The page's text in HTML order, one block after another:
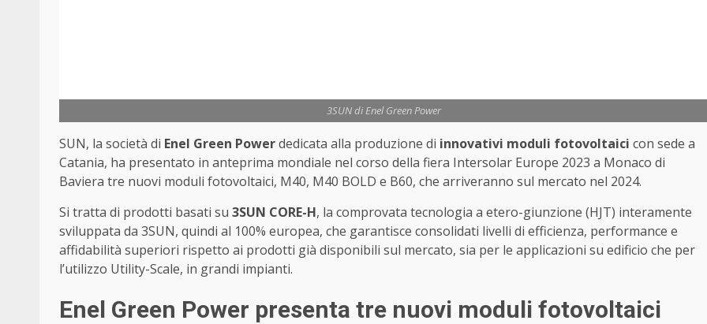
3SUN di Enel Green Power
SUN, la società di Enel Green Powerdedicata alla produzione di innovativi moduli fotovoltaici con sede a
Catania, ha presentato in anteprima mondiale nel corso della fiera Intersolar Europe 2023 a Monaco di
Baviera tre nuovi moduli fotovoltaici, M40, M40 BOLD e B60, che arriveranno sul mercato nel 2024.
Si tratta di prodotti basati su 3SUN CORE-H, la comprovata tecnologia a etero-giunzione (HJT) interamente
sviluppata da 3SUN, quindi al 100% europea, che garantisce consolidati livelli di efficienza, performance e
affidabilità superiori rispetto ai prodotti già disponibili sul mercato, sia per le applicazioni su edificio che per
l’utilizzo Utility-Scale, in grandi impianti.
Enel Green Power presenta tre nuovi moduli fotovoltaici